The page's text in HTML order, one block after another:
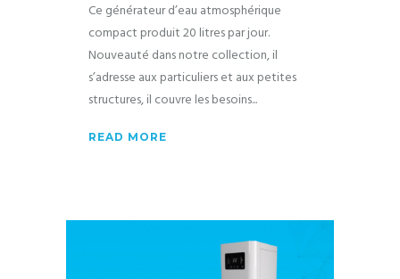
Ce générateur d’eau atmosphérique
compact produit 20 litres par jour.
Nouveauté dans notre collection, il
s’adresse aux particuliers et aux petites
structures, il couvre les besoins
READ MORE